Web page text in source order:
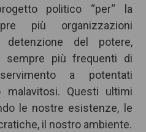
politico “per“ la
più organizzazioni
del potere,
sempre più frequenti di
a potentati
malavitosi. Questi ultimi
le nostre esistenze, le
il nostro ambiente.